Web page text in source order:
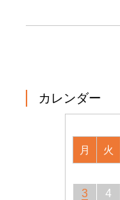
カレンダー
月
火
3
4